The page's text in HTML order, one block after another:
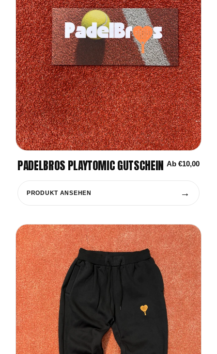
PADELBROS PLAYTOMIC GUTSCHEIN Ab €10,00
PRODUKT ANSEHEN →